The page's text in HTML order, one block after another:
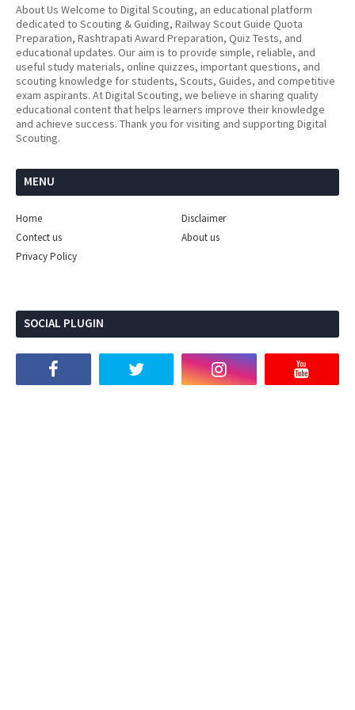
About Us Welcome to Digital Scouting, an educational platform
dedicated to Scouting & Guiding, Railway Scout Guide Quota
Preparation, Rashtrapati Award Preparation, Quiz Tests, and
educational updates. Our aim is to provide simple, reliable, and
useful study materials, online quizzes, important questions, and
scouting knowledge for students, Scouts, Guides, and competitive
exam aspirants. At Digital Scouting, we believe in sharing quality
educational content that helps learners improve their knowledge
and achieve success. Thank you for visiting and supporting Digital
Scouting.
MENU
Home
Disclaimer
Contect us
About us
Privacy Policy
SOCIAL PLUGIN